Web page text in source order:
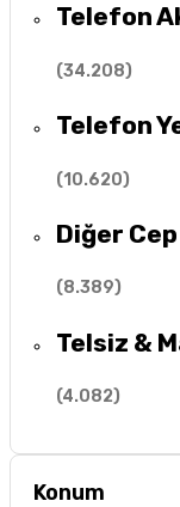
Telefon
(34.208)
Telefon
(10.620)
Diğer
(8.389)
Telsiz &
(4.082)
Konum